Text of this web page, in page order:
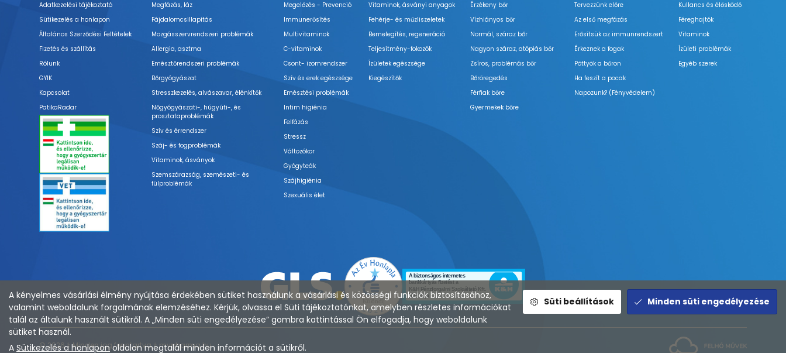
Adatkezelési tájékoztató
Sütikezelés a honlapon
Általános Szerződési Feltételek
Fizetés és szállítás
Rólunk
GYIK
Kapcsolat
PatikaRadar
Megfázás, láz
Fájdalomcsillapítás
Mozgásszervrendszeri problémák
Allergia, asztma
Emésztőrendszeri problémák
Bőrgyógyászat
Stresszkezelés, alvászavar, élénkítők
Nőgyógyászati-, húgyúti-, és
prosztataproblémák
Szív és érrendszer
Száj- és fogproblémák
Vitaminok, ásványok
Szemszárazság, szemészeti- és
fülproblémák
Megelőzés - Prevenció
Immunerősítés
Multivitaminok
C-vitaminok
Csont- izomrendszer
Szív és erek egészsége
Emésztési problémák
Intim higiénia
Felfázás
Stressz
Változókor
Gyógyteák
Szájhigiénia
Szexuális élet
Vitaminok, ásványi anyagok
Fehérje- és műzliszeletek
Bemelegítés, regeneráció
Teljesítmény-fokozók
Ízületek egészsége
Kiegészítők
Érzékeny bőr
Vízhiányos bőr
Normál, száraz bőr
Nagyon száraz, atópiás bőr
Zsíros, problémás bőr
Bőröregedés
Férfiak bőre
Gyermekek bőre
Tervezzünk előre
Az első megfázás
Erősítsük az immunrendszert
Érkeznek a fogak
Pöttyök a bőron
Ha feszít a pocak
Napozunk? (Fényvédelem)
Kullancs és élősködő
Féreghajtók
Vitaminok
Ízületi problémák
Egyéb szerek
© 2026 ⚕︎ Minden jog fenntartva ⚕︎ mypharma.hu
Süti beállítások Minden süti engedélyezése
A kényelmes vásárlási élmény nyújtása érdekében sütiket használunk a vásárlási és közösségi funkciók biztosításához,
valamint weboldalunk forgalmának elemzéséhez. Kérjük, olvassa el Süti tájékoztatónkat, amelyben részletes információkat
talál az általunk használt sütikről. A „Minden süti engedélyezése” gombra kattintással Ön elfogadja, hogy weboldalunk
sütiket használ.
A Sütikezelés a honlaponoldalon megtalál minden információt a sütikről.